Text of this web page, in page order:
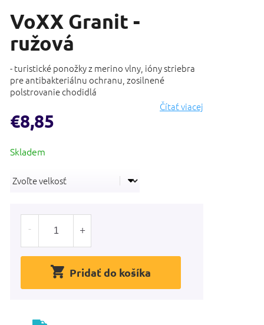
VoXX Granit -
ružová
- turistické ponožky z merino vlny, ióny striebra
pre antibakteriálnu ochranu, zosilnené
polstrovanie chodidlá
Čítať viacej
€8,85
cena:
Pridať do košíka